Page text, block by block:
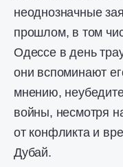
неоднозначные
прошлом, в том
Одессе в день
они вспоминают
мнению,
войны, несмотря
от конфликта и
Дубай.